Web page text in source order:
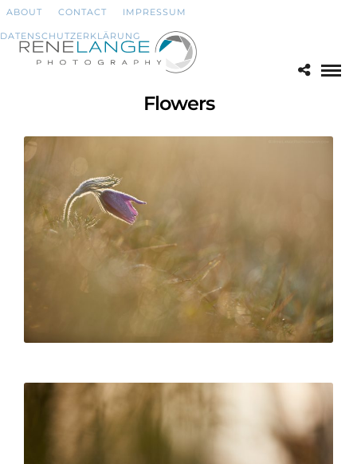
ABOUT CONTACT IMPRESSUM
DATENSCHUTZERKLÄRUNG
Flowers